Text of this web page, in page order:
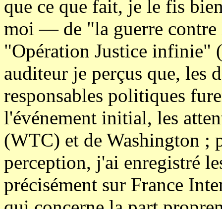
que ce que fait, je le fis
moi — de "la guerre contre
"Opération Justice infinie"
auditeur je perçus que, les
responsables politiques
l'événement initial, les
(WTC) et de Washington
perception, j'ai enregistré
précisément sur France